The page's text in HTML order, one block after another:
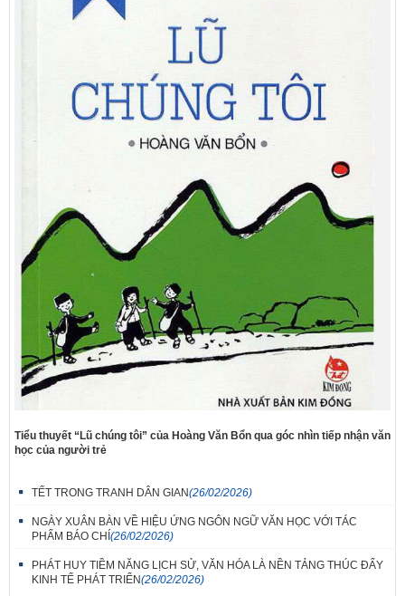
Tiểu thuyết “Lũ chúng tôi” của Hoàng Văn Bổn qua góc nhìn tiếp nhận văn
học của người trẻ
TẾT TRONG TRANH DÂN GIAN(26/02/2026)
NGÀY XUÂN BÀN VỀ HIỆU ỨNG NGÔN NGỮ VĂN HỌC VỚI TÁC
PHẨM BÁO CHÍ (26/02/2026)
PHÁT HUY TIỀM NĂNG LỊCH SỬ, VĂN HÓA LÀ NỀN TẢNG THÚC ĐẨY
KINH TẾ PHÁT TRIỂN(26/02/2026)